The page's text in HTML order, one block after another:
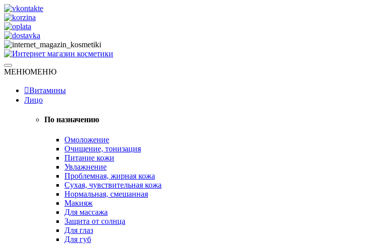
Skip
to
content
Интернет магазин косметики
Натуральная косметика
МЕНЮМЕНЮ
Витамины
Лицо
По назначению
Омоложение
Очищение, тонизация
Питание кожи
Увлажнение
Проблемная, жирная кожа
Сухая, чувствительная кожа
Нормальная, смешанная
Макияж
Для массажа
Защита от солнца
Для глаз
Для губ